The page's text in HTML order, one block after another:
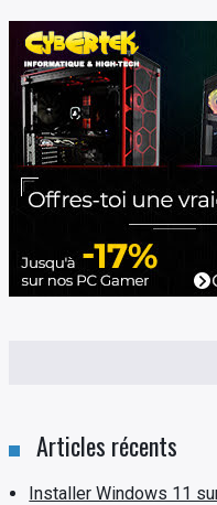
Articles récents
Installer Windows 11